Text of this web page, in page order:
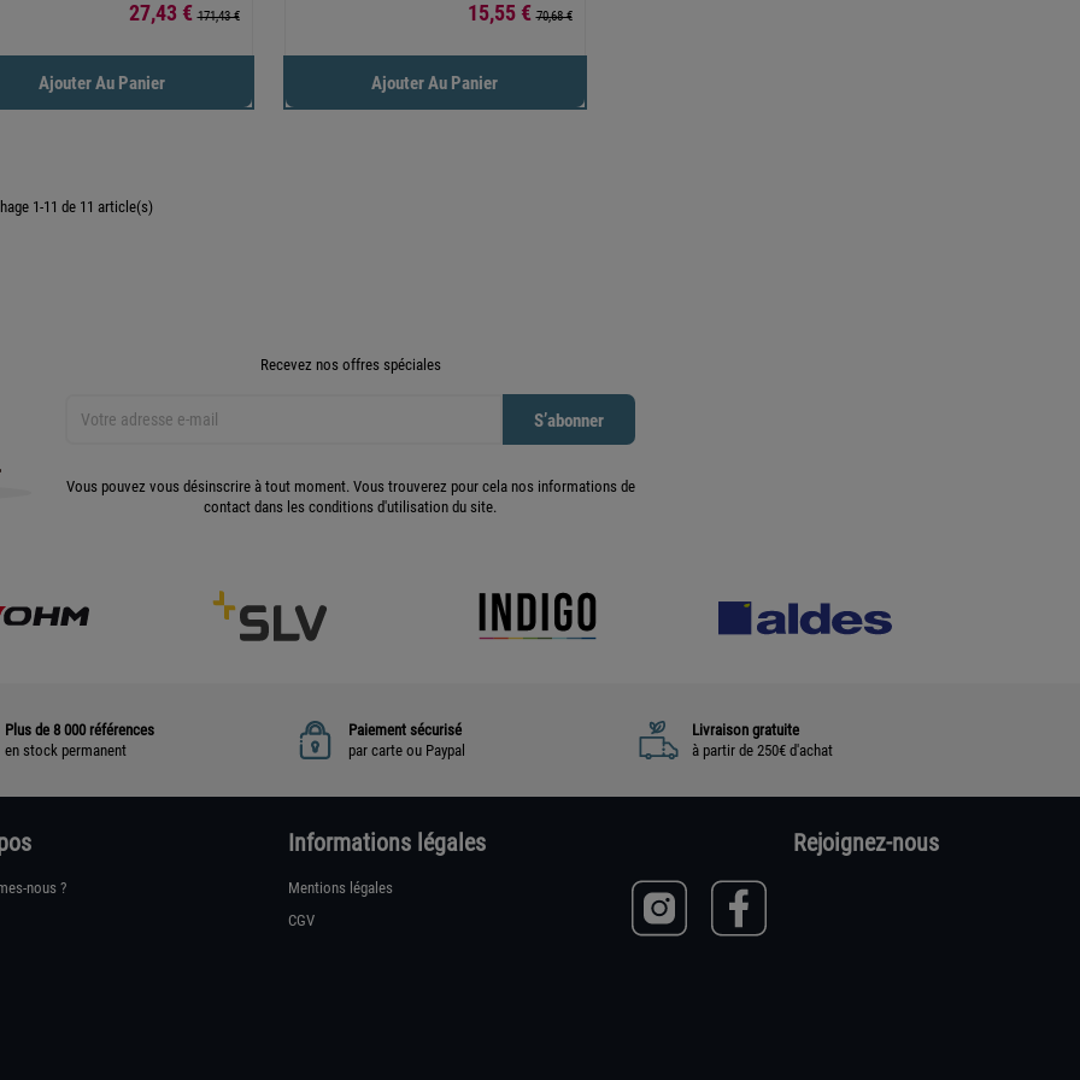
Prix
27,43 € 171,43 €
Ajouter Au Panier
Prix
15,55 € 70,68 €
Ajouter Au Panier
1-11 de 11 article(s)
Recevez nos offres spéciales
Vous pouvez vous désinscrire à tout moment. Vous trouverez pour cela nos informations de
contact dans les conditions d'utilisation du site.
Plus de 8 000 références
en stock permanent
Paiement sécurisé
par carte ou Paypal
Livraison gratuite
à partir de 250€ d'achat
nous ?
Informations légales
Mentions légales
CGV
Rejoignez-nous